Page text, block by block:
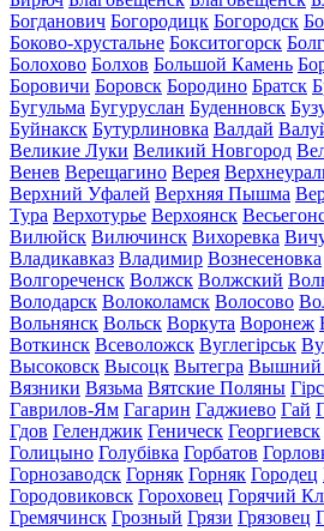
Богданович Богородицк Богородск
Боково-хрустальне Бокситогорск
Болохово Болхов Большой Камень
Боровичи Боровск Бородино Братск
Бугульма Бугуруслан Буденновск
Буйнакск Бутурлиновка Валдай
Великие Луки Великий Новгород
Венев Верещагино Верея
Верхний Уфалей Верхняя Пышма
Тура Верхотурье Верхоянск
Вилюйск Вилючинск Вихоревка
Владикавказ Владимир Вознесеновка
Волгореченск Волжск Волжский
Володарск Волоколамск Волосово
Вольнянск Вольск Воркута Воронеж
Воткинск Всеволожск Вуглегірськ
Высоковск Высоцк Вытегра Вышний
Вязники Вязьма Вятские Поляны
Гаврилов-Ям Гагарин Гаджиево Гай
Гдов Геленджик Геническ Георгиевск
Голицыно Голубівка Горбатов
Горнозаводск Горняк Горняк Городец
Городовиковск Гороховец Горячий
Гремячинск Грозный Грязи Грязовец